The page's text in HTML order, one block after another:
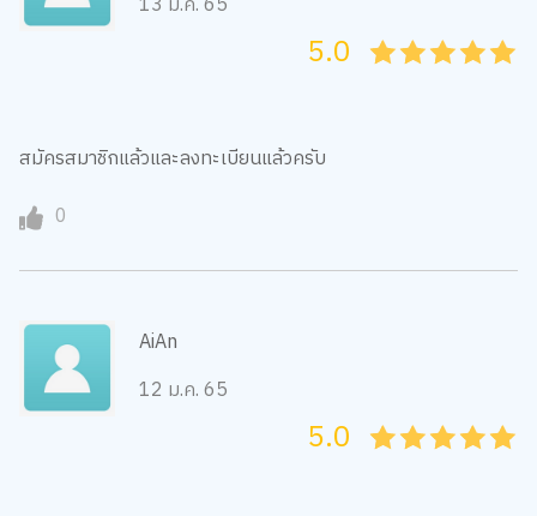
45
4
35
3
25
2
15
1
05
5.0
สมัครสมาชิกแล้วและลงทะเบียนแล้วครับ
0
AiAn
12 ม.ค. 65
45
4
35
3
25
2
15
1
05
5.0